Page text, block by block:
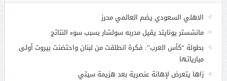
الاهلي السعودي يضم العالمي محرز
مانشستر يونايتد يقيل مدربه سولشار بسبب سوء النتائج
بطولة “كأس العرب”: فكرة انطلقت من لبنان واحتضنت بيروت أولى
مبارياتها
زاها يتعرض لإهانة عنصرية بعد هزيمة سيتي